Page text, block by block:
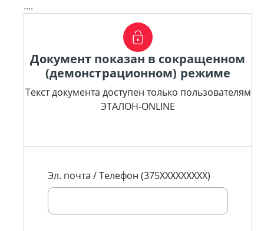
....
Документ показан в сокращенном
(демонстрационном) режиме
Текст документа доступен только пользователям
ЭТАЛОН-ONLINE
Эл. почта / Телефон (375XXXXXXXXX)